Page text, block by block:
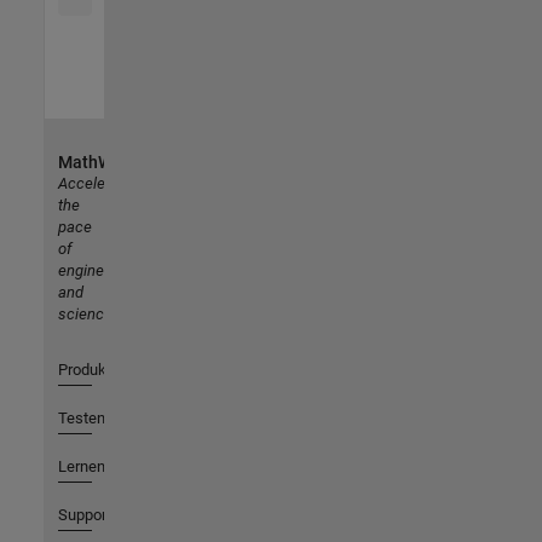
MathWorks
Accelerating
the
pace
of
engineering
and
science
Produkte
Testen oder Kaufen
Lernen
Support